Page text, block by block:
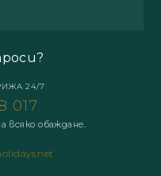
24/7
017
всяко обаждане.